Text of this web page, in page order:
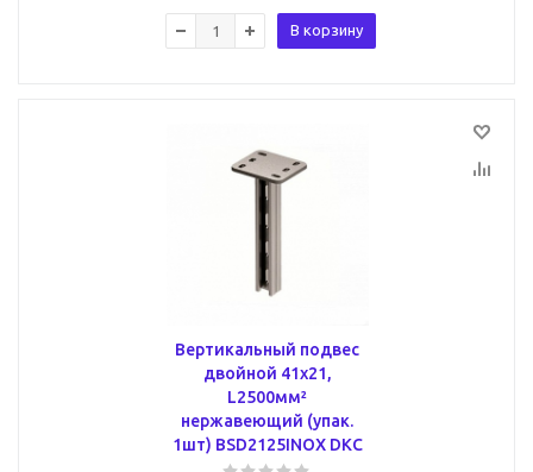
В корзину
Вертикальный подвес
двойной 41х21,
L2500мм²
нержавеющий (упак.
1шт) BSD2125INOX DKC